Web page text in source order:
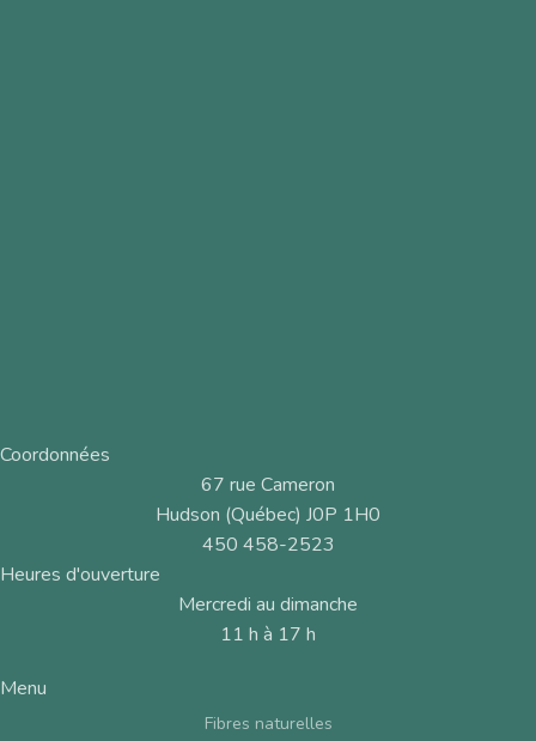
Coordonnées
67 rue Cameron
Hudson (Québec) J0P 1H0
450 458-2523
Heures d'ouverture
Mercredi au dimanche
11 h à 17 h
Menu
Fibres naturelles